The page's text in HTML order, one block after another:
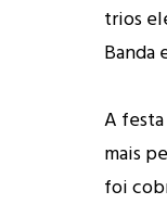
trios
Banda
A
mais
foi